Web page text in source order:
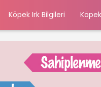
Köpek Irk Bilgileri